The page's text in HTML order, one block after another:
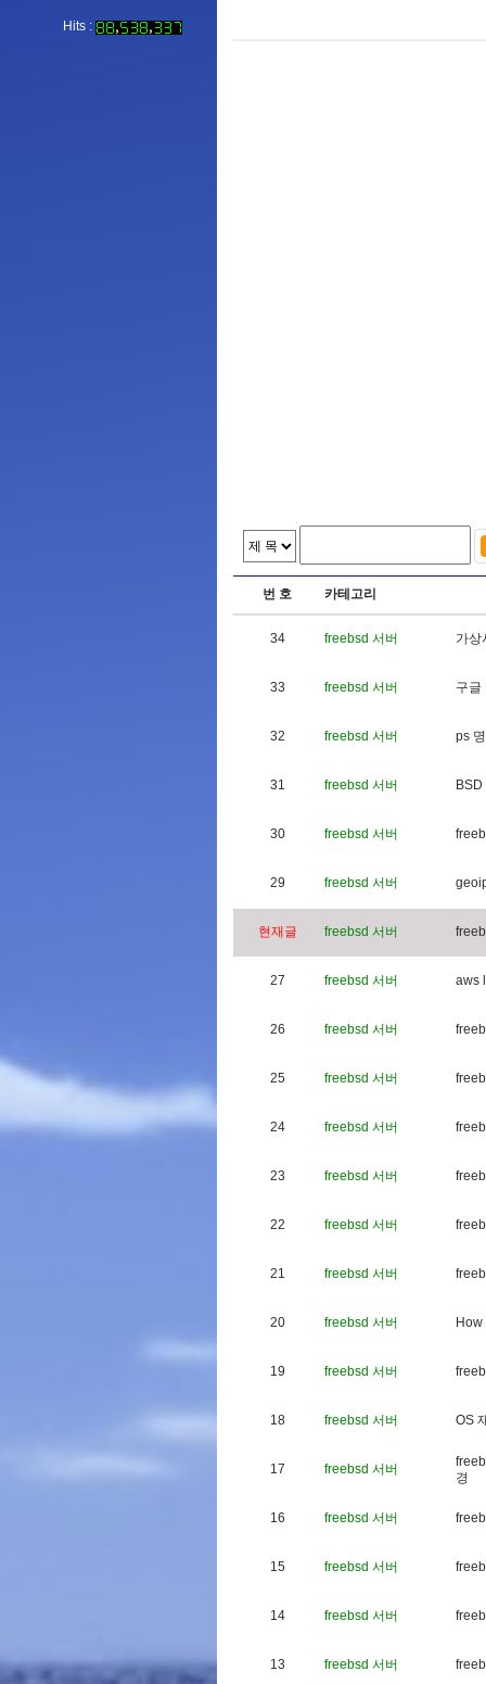
Hits :
번 호 카테고리
34 freebsd 서버 가상
33 freebsd 서버 구글
32 freebsd 서버 ps 명
31 freebsd 서버 BSD
30 freebsd 서버 freeb
29 freebsd 서버 geoi
현재글 freebsd 서버 freeb
27 freebsd 서버 aws
26 freebsd 서버 freeb
25 freebsd 서버 freeb
24 freebsd 서버 freeb
23 freebsd 서버 freeb
22 freebsd 서버 freeb
21 freebsd 서버 freeb
20 freebsd 서버 How
19 freebsd 서버 freeb
18 freebsd 서버 OS
17 freebsd 서버 freeb
경
16 freebsd 서버 freeb
15 freebsd 서버 freeb
14 freebsd 서버 freeb
13 freebsd 서버 freeb